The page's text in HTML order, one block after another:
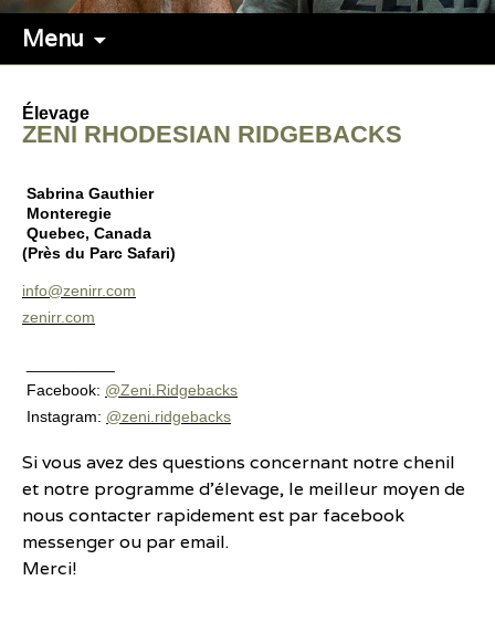
Menu
Élevage
ZENI RHODESIAN RIDGEBACKS
Sabrina Gauthier
Monteregie
Quebec, Canada
(Près du Parc Safari)
info@zenirr.com
zenirr.com
Facebook: @Zeni.Ridgebacks
Instagram: @zeni.ridgebacks
Si vous avez des questions concernant notre chenil
et notre programme d'élevage, le meilleur moyen de
nous contacter rapidement est par facebook
messenger ou par email.
Merci!